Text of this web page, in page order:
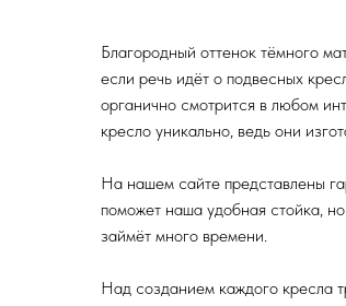
Благородный оттенок тёмного
если речь идёт о подвесных
органично смотрится в любом
кресло уникально, ведь они
На нашем сайте представлены
поможет наша удобная стойка,
займёт много времени.
Над созданием каждого кресла